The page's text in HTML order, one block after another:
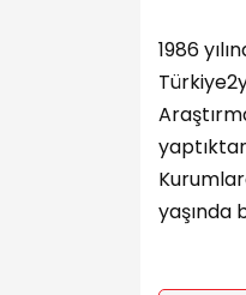
1986
yaşında